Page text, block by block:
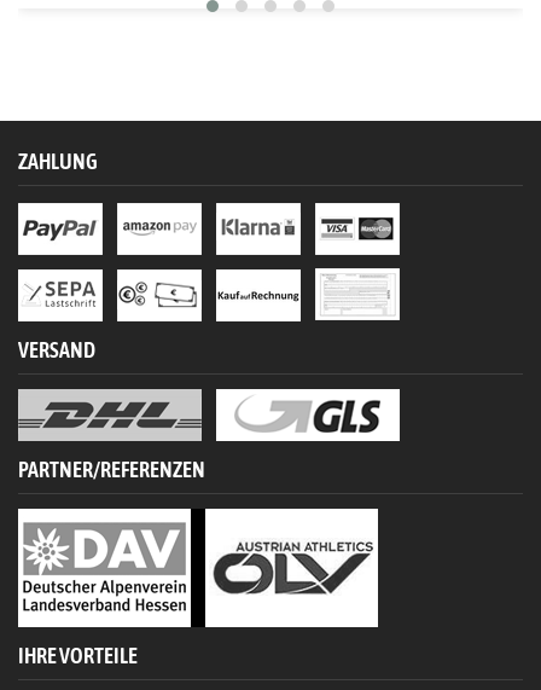
ZAHLUNG
VERSAND
PARTNER/REFERENZEN
IHRE VORTEILE